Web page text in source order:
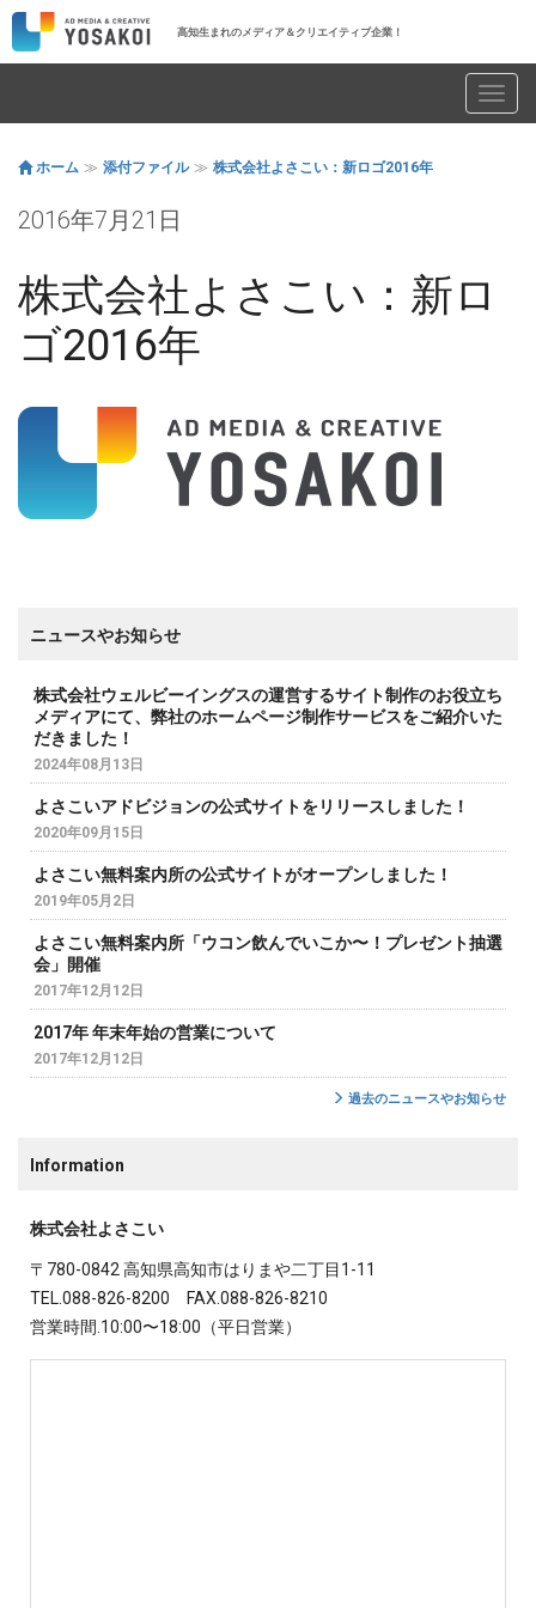
高知生まれのメディア＆クリエイティブ企業！
ホーム 添付ファイル 株式会社よさこい：新ロゴ2016年
2016年7月21日
株式会社よさこい：新ロ
ゴ2016年
ニュースやお知らせ
株式会社ウェルビーイングスの運営するサイト制作のお役立ち
メディアにて、弊社のホームページ制作サービスをご紹介いた
だきました！
2024年08月13日
よさこいアドビジョンの公式サイトをリリースしました！
2020年09月15日
よさこい無料案内所の公式サイトがオープンしました！
2019年05月2日
よさこい無料案内所「ウコン飲んでいこか〜！プレゼント抽選
会」開催
2017年12月12日
2017年 年末年始の営業について
2017年12月12日
過去のニュースやお知らせ
Information
株式会社よさこい
〒780-0842 高知県高知市はりまや二丁目1-11
TEL.088-826-8200 FAX.088-826-8210
営業時間.10:00〜18:00（平日営業）